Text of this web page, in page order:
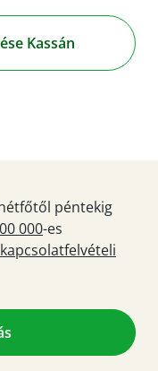
Kassán
péntekig
000-es
kapcsolatfelvételi